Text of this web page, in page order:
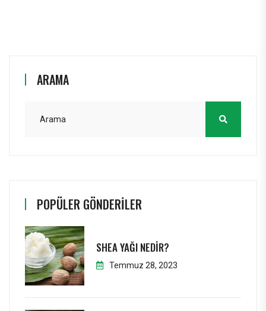
ARAMA
POPÜLER GÖNDERILER
SHEA YAĞI NEDIR?
Temmuz 28, 2023